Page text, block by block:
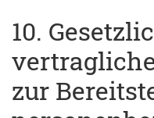
10.
zur